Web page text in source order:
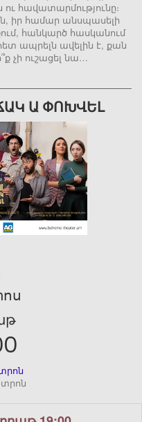
հավատարմությունը։
իր համար անսպասելի
հանկարծ հասկանում
ապրելն ավելին է, քան
չի ուշացել նա…
Ա ՓՈԽՎԵԼ